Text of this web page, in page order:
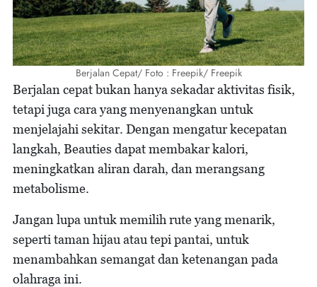
Berjalan Cepat/ Foto : Freepik/ Freepik
Berjalan cepat bukan hanya sekadar aktivitas fisik,
tetapi juga cara yang menyenangkan untuk
menjelajahi sekitar. Dengan mengatur kecepatan
langkah, Beauties dapat membakar kalori,
meningkatkan aliran darah, dan merangsang
metabolisme.
Jangan lupa untuk memilih rute yang menarik,
seperti taman hijau atau tepi pantai, untuk
menambahkan semangat dan ketenangan pada
olahraga ini.